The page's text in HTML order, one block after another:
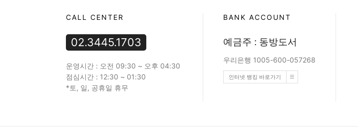
CALL CENTER
02.3445.1703
운영시간 : 오전 09:30 ~ 오후 04:30
점심시간 : 12:30 ~ 01:30
*토, 일, 공휴일 휴무
BANK ACCOUNT
예금주 : 동방도서
우리은행 1005-600-057268
인터넷 뱅킹 바로가기